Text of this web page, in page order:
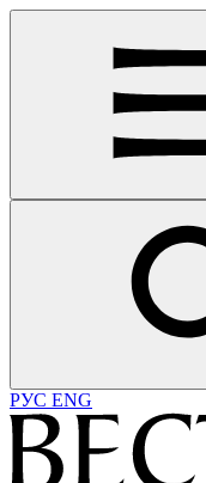
РУС ENG